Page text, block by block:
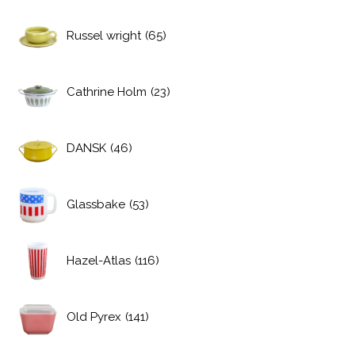
Russel wright (65)
Cathrine Holm (23)
DANSK (46)
Glassbake (53)
Hazel-Atlas (116)
Old Pyrex (141)